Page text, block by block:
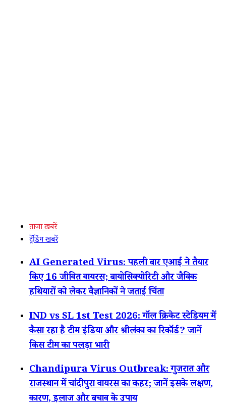
ताजा खबरें
ट्रेंडिंग खबरें
AI Generated Virus: पहली बार एआई ने तैयार
किए 16 जीवित वायरस; बायोसिक्योरिटी और जैविक
हथियारों को लेकर वैज्ञानिकों ने जताई चिंता
IND vs SL 1st Test 2026: गॉल क्रिकेट स्टेडियम में
कैसा रहा है टीम इंडिया और श्रीलंका का रिकॉर्ड? जानें
किस टीम का पलड़ा भारी
Chandipura Virus Outbreak: गुजरात और
राजस्थान में चांदीपुरा वायरस का कहर; जानें इसके लक्षण,
कारण, इलाज और बचाव के उपाय